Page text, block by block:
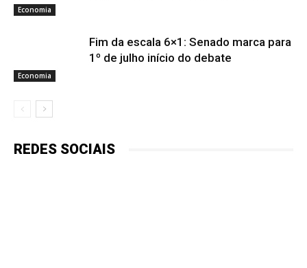
Economia
Economia
Fim da escala 6×1: Senado marca para
1º de julho início do debate
REDES SOCIAIS